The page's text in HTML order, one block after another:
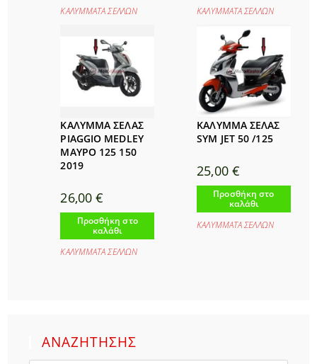
ΚΑΛΥΜΜΑΤΑ ΣΕΛΛΩΝ
ΚΑΛΥΜΜΑΤΑ ΣΕΛΛΩΝ
ΚΑΛΥΜΜΑ ΣΕΛΑΣ
PIAGGIO MEDLEY
ΜΑΥΡΟ 125 150
2019
26,00€
Προσθήκη στο
καλάθι
ΚΑΛΥΜΜΑΤΑ ΣΕΛΛΩΝ
ΚΑΛΥΜΜΑ ΣΕΛΑΣ
SYM JET 50 /125
25,00 €
Προσθήκη στο
καλάθι
ΚΑΛΥΜΜΑΤΑ ΣΕΛΛΩΝ
ΑΝΑΖΗΤΗΣΗΣ